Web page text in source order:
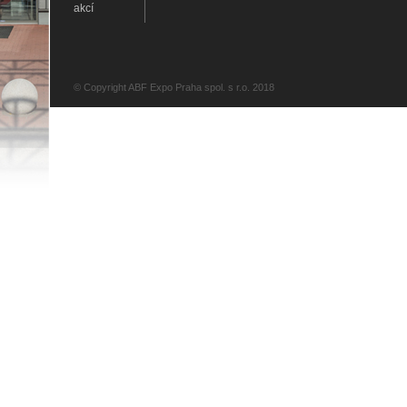
akcí
© Copyright ABF Expo Praha spol. s r.o. 2018